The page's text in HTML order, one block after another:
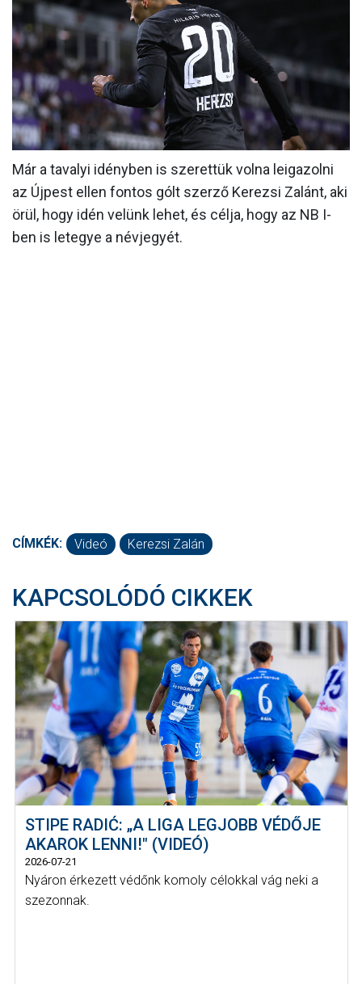
MÉRKŐZÉSEK
KLUB
GALÉRIA
SZURKOLÓI ÉLMÉNYEK
AKKREDITÁCIÓ
Már a tavalyi idényben is szerettük volna leigazolni
az Újpest ellen fontos gólt szerző Kerezsi Zalánt, aki
örül, hogy idén velünk lehet, és célja, hogy az NB I-
ben is letegye a névjegyét.
CÍMKÉK: Videó Kerezsi Zalán
KAPCSOLÓDÓ CIKKEK
STIPE RADIĆ: „A LIGA LEGJOBB VÉDŐJE
AKAROK LENNI!" (VIDEÓ)
2026-07-21
Nyáron érkezett védőnk komoly célokkal vág neki a
szezonnak.